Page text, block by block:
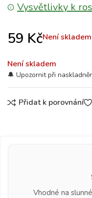
Vysvětlivky k
59 KčNení skladem
Není skladem
Přidat k porovnání
Vhodné na